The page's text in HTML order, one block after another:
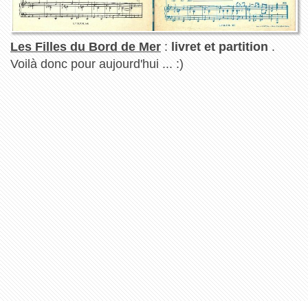
Les Filles du Bord de Mer: livret et partition .
Voilà donc pour aujourd'hui ... :)